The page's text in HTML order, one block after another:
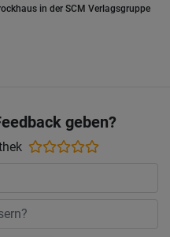
in der SCM Verlagsgruppe
geben?